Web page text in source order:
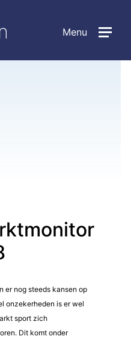
Menu
er nog steeds kansen op
onzekerheden is er wel
sport zich
Dit komt onder